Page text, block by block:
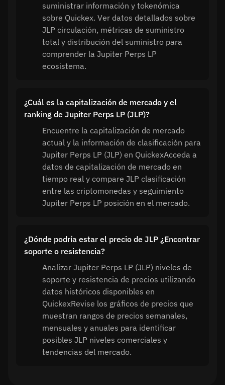
suministrar información y tokenómica
sobre Quickex. Ver datos detallados sobre
JLP circulación, métricas de suministro
total y distribución del suministro para
comprender la Jupiter Perps LP
ecosistema.
¿Cuál es la capitalización de mercado y el
ranking de Jupiter Perps LP (JLP)?
Encuentre la capitalización de mercado
actual y la información de clasificación para
Jupiter Perps LP (JLP) en QuickexAcceda a
datos de capitalización de mercado en
tiempo real y compare JLP clasificación
entre las criptomonedas y seguimiento
Jupiter Perps LP posición en el mercado.
¿Dónde podría estar el precio de JLP ¿Encontrar
soporte o resistencia?
Analizar Jupiter Perps LP (JLP) niveles de
soporte y resistencia de precios utilizando
datos históricos disponibles en
QuickexRevise los gráficos de precios que
muestran rangos de precios semanales,
mensuales y anuales para identificar
posibles JLP niveles comerciales y
tendencias del mercado.